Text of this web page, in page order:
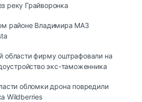
реку Грайворонка
районе Владимира МАЗ
области фирму оштрафовали на
экс-таможенника
обломки дрона повредили
Wildberries